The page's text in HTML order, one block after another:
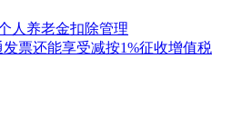
人养老金扣除管理
票还能享受减按1%征收增值税